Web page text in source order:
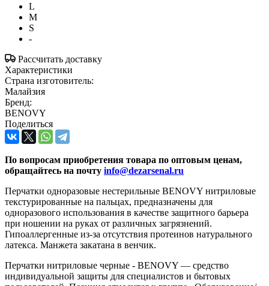
L
M
S
-
Рассчитать доставку
Характеристики
Страна изготовитель:
Малайзия
Бренд:
BENOVY
Поделиться
По вопросам приобретения товара по оптовым ценам,
обращайтесь на почту info@dezarsenal.ru
Перчатки одноразовые нестерильные BENOVY нитриловые
текстурированные на пальцах, предназначены для
одноразового использования в качестве защитного барьера
при ношении на руках от различных загрязнений.
Гипоаллергенные из-за отсутствия протеинов натурального
латекса. Манжета закатана в венчик.
Перчатки нитриловые черные - BENOVY — средство
индивидуальной защиты для специалистов и бытовых